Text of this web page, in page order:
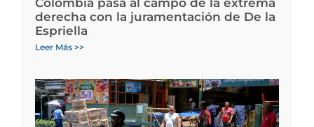
Colombia pasa al campo de la extrema
derecha con la juramentación de De la
Espriella
Leer Más >>